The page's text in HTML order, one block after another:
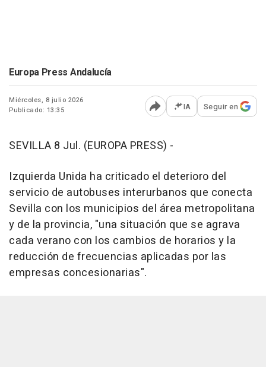
Europa Press Andalucía
Miércoles, 8 julio 2026
Publicado: 13:35
Abrir opciones para
IA Seguir en
SEVILLA 8 Jul. (EUROPA PRESS) -
Izquierda Unida ha criticado el deterioro del
servicio de autobuses interurbanos que conecta
Sevilla con los municipios del área metropolitana
y de la provincia, "una situación que se agrava
cada verano con los cambios de horarios y la
reducción de frecuencias aplicadas por las
empresas concesionarias".